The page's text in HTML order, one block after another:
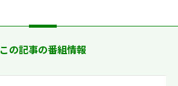
この記事の番組情報